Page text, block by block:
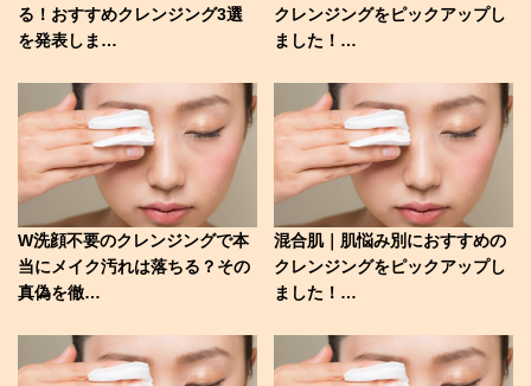
る！おすすめクレンジング3選
を発表しま…
クレンジングをピックアップし
ました！…
W洗顔不要のクレンジングで本
当にメイク汚れは落ちる？その
真偽を徹…
混合肌｜肌悩み別におすすめの
クレンジングをピックアップし
ました！…